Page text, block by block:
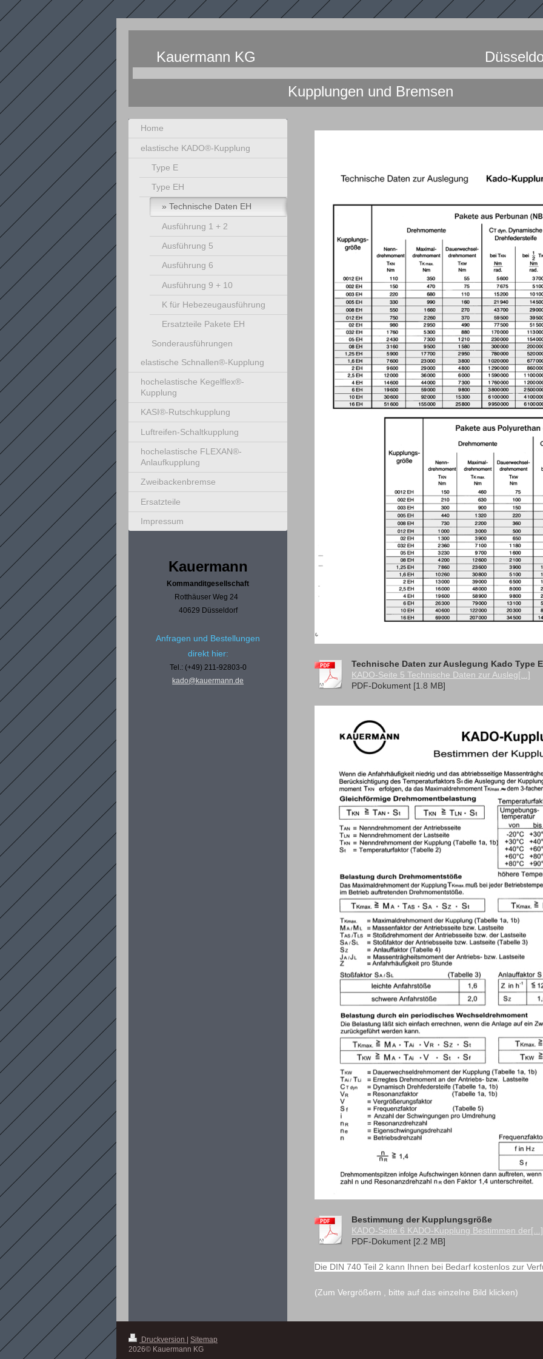
Kauermann KG
Kupplungen und Bremsen
Technische Daten zur Auslegung Kado Type
KADO-Seite 5 Technische Daten zur Ausleg[...]
PDF-Dokument [1.8 MB]
Bestimmung der Kupplungsgröße
KADO-Seite 6 KADO-Kupplung Bestimmen der[...]
PDF-Dokument [2.2 MB]
Die DIN 740 Teil 2 kann Ihnen bei Bedarf kostenlos zur
(Zum Vergrößern , bitte auf das einzelne Bild klicken)
Home
elastische KADO®-Kupplung
Type E
Type EH
Technische Daten EH
Ausführung 1 + 2
Ausführung 5
Ausführung 6
Ausführung 9 + 10
K für Hebezeugausführung
Ersatzteile Pakete EH
Sonderausführungen
elastische Schnallen®-Kupplung
hochelastische Kegelflex®-
Kupplung
KASI®-Rutschkupplung
Luftreifen-Schaltkupplung
hochelastische FLEXAN®-
Anlaufkupplung
Zweibackenbremse
Ersatzteile
Impressum
Kauermann
Kommanditgesellschaft
Rotthäuser Weg 24
40629 Düsseldorf
Anfragen und Bestellungen
direkt hier:
Tel.: (+49) 211-92803-0
kado@kauermann.de
Druckversion
Sitemap
2026© Kauermann KG